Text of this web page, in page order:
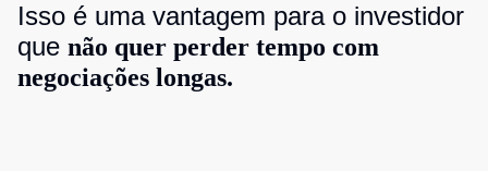
Isso é uma vantagem para o investidor
que não quer perder tempo com
negociações longas.